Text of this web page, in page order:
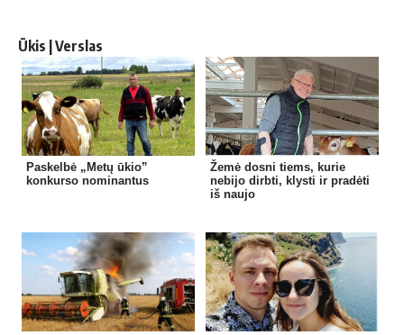
Ūkis | Verslas
Paskelbė „Metų ūkio”
konkurso nominantus
Žemė dosni tiems, kurie
nebijo dirbti, klysti ir pradėti
iš naujo